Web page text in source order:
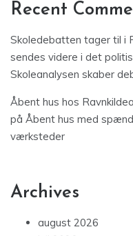
Recent
Skoledebatten tager til i
sendes videre i det
Skoleanalysen skaber
Åbent hus hos
på Åbent hus med
værksteder
Archives
august 2026